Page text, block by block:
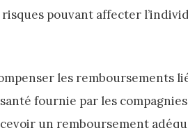
pouvant affecter
les remboursements
fournie par les
un remboursement